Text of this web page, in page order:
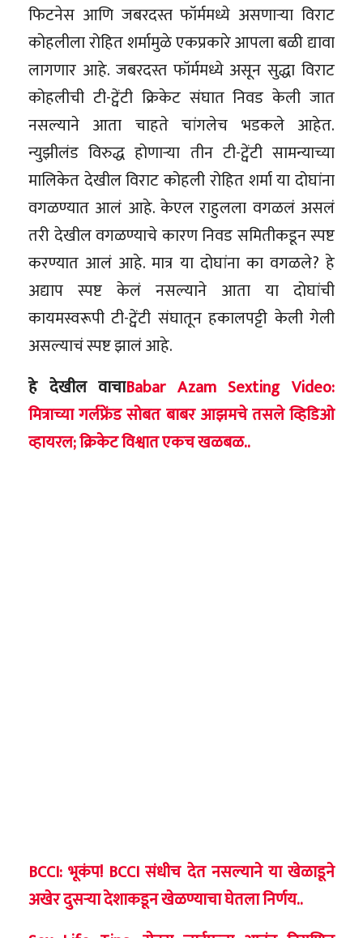
फिटनेस आणि जबरदस्त फॉर्ममध्ये असणाऱ्या विराट
कोहलीला रोहित शर्मामुळे एकप्रकारे आपला बळी द्यावा
लागणार आहे. जबरदस्त फॉर्ममध्ये असून सुद्धा विराट
कोहलीची टी-ट्वेंटी क्रिकेट संघात निवड केली जात
नसल्याने आता चाहते चांगलेच भडकले आहेत.
न्युझीलंड विरुद्ध होणाऱ्या तीन टी-ट्वेंटी सामन्याच्या
मालिकेत देखील विराट कोहली रोहित शर्मा या दोघांना
वगळण्यात आलं आहे. केएल राहुलला वगळलं असलं
तरी देखील वगळण्याचे कारण निवड समितीकडून स्पष्ट
करण्यात आलं आहे. मात्र या दोघांना का वगळले? हे
अद्याप स्पष्ट केलं नसल्याने आता या दोघांची
कायमस्वरूपी टी-ट्वेंटी संघातून हकालपट्टी केली गेली
असल्याचं स्पष्ट झालं आहे.
हे देखील वाचाBabar Azam Sexting Video:
मित्राच्या गर्लफ्रेंड सोबत बाबर आझमचे तसले व्हिडिओ
व्हायरल; क्रिकेट विश्वात एकच खळबळ..
BCCI: भूकंप! BCCI संधीच देत नसल्याने या खेळाडूने
अखेर दुसर्‍या देशाकडून खेळण्याचा घेतला निर्णय..